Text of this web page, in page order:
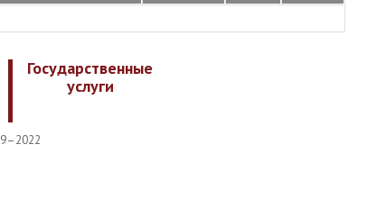
Государственные
услуги